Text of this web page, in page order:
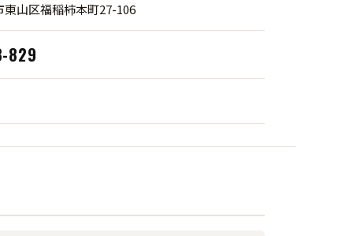
東山区福稲柿本町27-106
829